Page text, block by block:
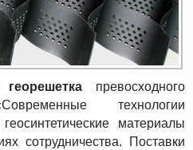
превосходного
технологии
материалы
сотрудничества. Поставки